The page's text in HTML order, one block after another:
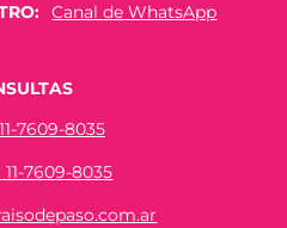
Canal de WhatsApp
7609-8035
11-7609-8035